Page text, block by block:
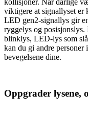
kollisjoner. Når dårlige
viktigere at signallyset
LED gen2-signallys gir
ryggelys og posisjonslys.
blinklys, LED-lys som
kan du gi andre
bevegelsene dine.
Oppgrader lysene,